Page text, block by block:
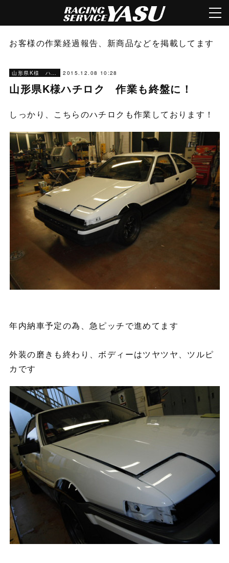
お客様の作業経過報告、新商品などを掲載してます
山形県K様 ハチロク 作業経過報告 2015.12.08 10:28
山形県K様ハチロク 作業も終盤に！
しっかり、こちらのハチロクも作業しております！
年内納車予定の為、急ピッチで進めてます
外装の磨きも終わり、ボディーはツヤツヤ、ツルピ
カです